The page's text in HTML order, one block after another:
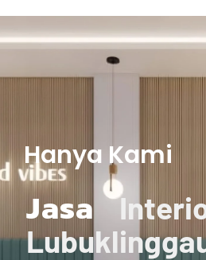
Hanya Kami
Jasa